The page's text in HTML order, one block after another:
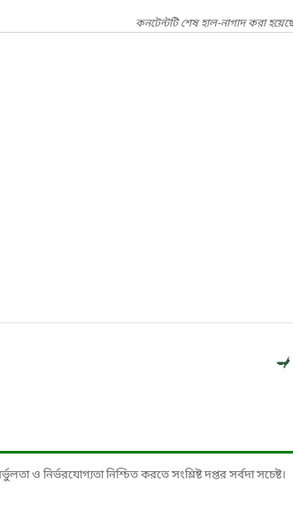
কনটেন্টটি শেষ হাল-নাগাদ করা
ও নির্ভরযোগ্যতা নিশ্চিত করতে সংশ্লিষ্ট দপ্তর সর্বদা সচেষ্ট।